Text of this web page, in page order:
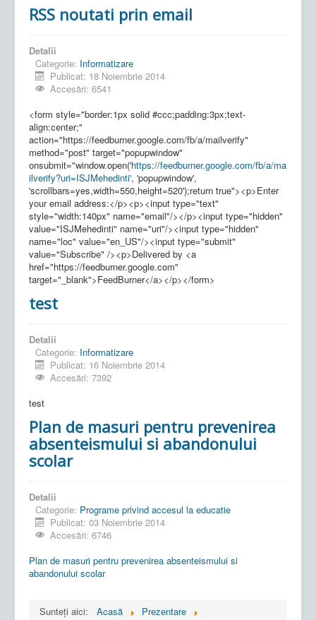
RSS noutati prin email
Detalii
Categorie: Informatizare
Publicat: 18 Noiembrie 2014
Accesări: 6541
<form style="border:1px solid #ccc;padding:3px;text-
align:center;"
action="https://feedburner.google.com/fb/a/mailverify"
method="post" target="popupwindow"
onsubmit="window.open('https://feedburner.google.com/fb/a/ma
ilverify?uri=ISJMehedinti', 'popupwindow',
'scrollbars=yes,width=550,height=520');return true"><p>Enter
your email address:</p><p><input type="text"
style="width:140px" name="email"/></p><input type="hidden"
value="ISJMehedinti" name="uri"/><input type="hidden"
name="loc" value="en_US"/><input type="submit"
value="Subscribe" /><p>Delivered by <a
href="https://feedburner.google.com"
target="_blank">FeedBurner</a></p></form>
test
Detalii
Categorie: Informatizare
Publicat: 16 Noiembrie 2014
Accesări: 7392
test
Plan de masuri pentru prevenirea
absenteismului si abandonului
scolar
Detalii
Categorie: Programe privind accesul la educatie
Publicat: 03 Noiembrie 2014
Accesări: 6746
Plan de masuri pentru prevenirea absenteismului si
abandonului scolar
Sunteți aici: Acasă
Prezentare